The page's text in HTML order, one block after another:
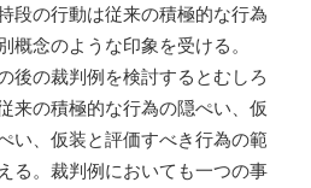
段の行動は従来の積極的な行為
概念のような印象を受ける。
後の裁判例を検討するとむしろ
来の積極的な行為の隠ぺい、仮
い、仮装と評価すべき行為の範
る。裁判例においても一つの事